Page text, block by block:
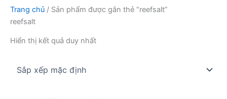
Trang chủ / Sản phẩm được gắn thẻ “reefsalt”
reefsalt
Hiển thị kết quả duy nhất